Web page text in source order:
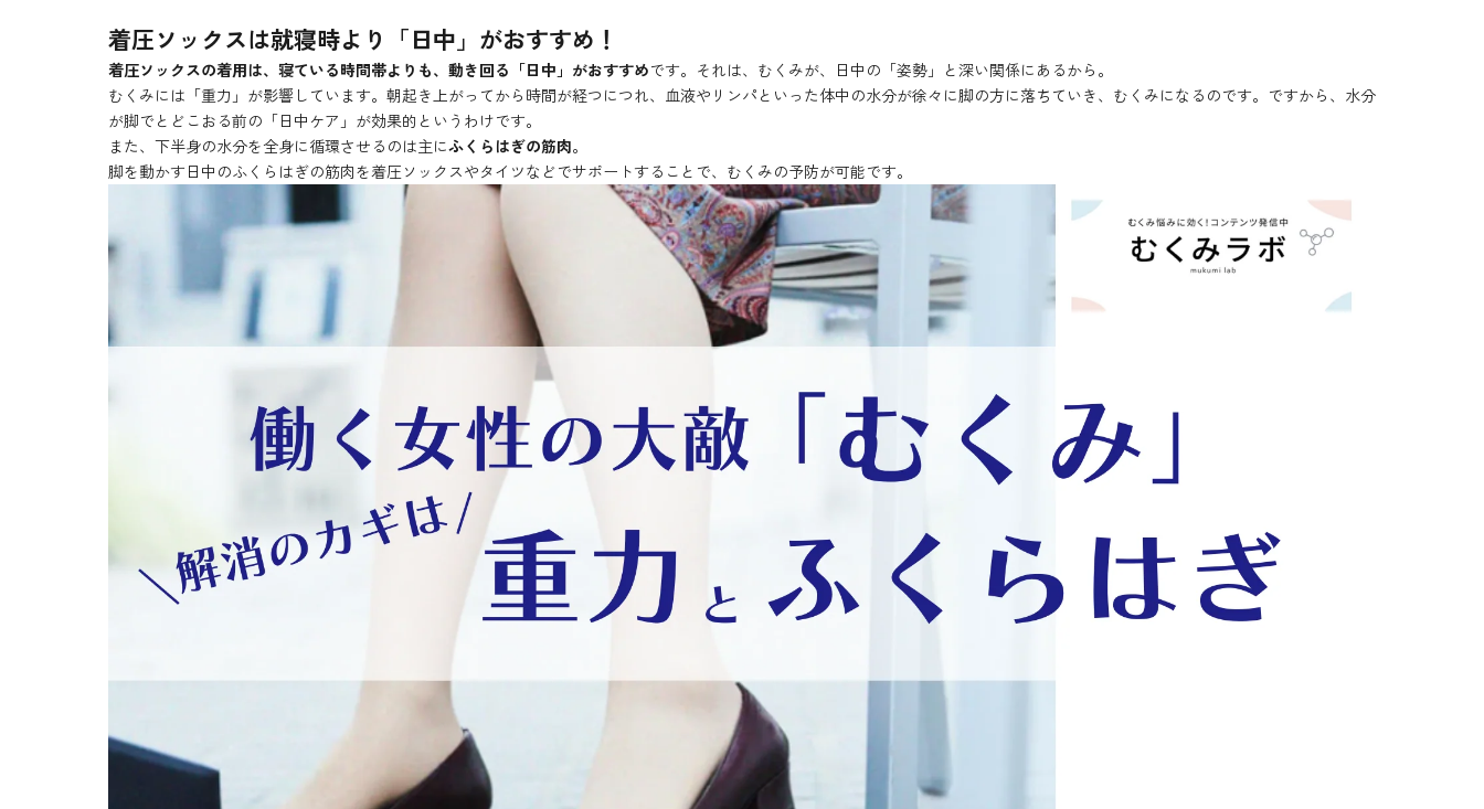
着圧ソックスは就寝時より「日中」がおすすめ！
着圧ソックスの着用は、寝ている時間帯よりも、動き回る「日中」がおすすめです。それは、むくみが、日中の「姿勢」と深い関係にあるから。
むくみには「重力」が影響しています。朝起き上がってから時間が経つにつれ、血液やリンパといった体中の水分が徐々に脚の方に落ちていき、むくみになるのです。ですから、水分
が脚でとどこおる前の「日中ケア」が効果的というわけです。
また、下半身の水分を全身に循環させるのは主にふくらはぎの筋肉。
脚を動かす日中のふくらはぎの筋肉を着圧ソックスやタイツなどでサポートすることで、むくみの予防が可能です。